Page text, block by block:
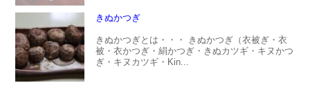
きぬかつぎ
きぬかつぎとは・・・ きぬかつぎ（衣被ぎ・衣
被・衣かつぎ・絹かつぎ・きぬカツギ・キヌかつ
ぎ・キヌカツギ・Kin...